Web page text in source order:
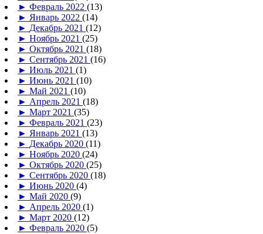
► Февраль 2022 (13)
► Январь 2022 (14)
► Декабрь 2021 (12)
► Ноябрь 2021 (25)
► Октябрь 2021 (18)
► Сентябрь 2021 (16)
► Июль 2021 (1)
► Июнь 2021 (10)
► Май 2021 (10)
► Апрель 2021 (18)
► Март 2021 (35)
► Февраль 2021 (23)
► Январь 2021 (13)
► Декабрь 2020 (11)
► Ноябрь 2020 (24)
► Октябрь 2020 (25)
► Сентябрь 2020 (18)
► Июнь 2020 (4)
► Май 2020 (9)
► Апрель 2020 (1)
► Март 2020 (12)
► Февраль 2020 (5)